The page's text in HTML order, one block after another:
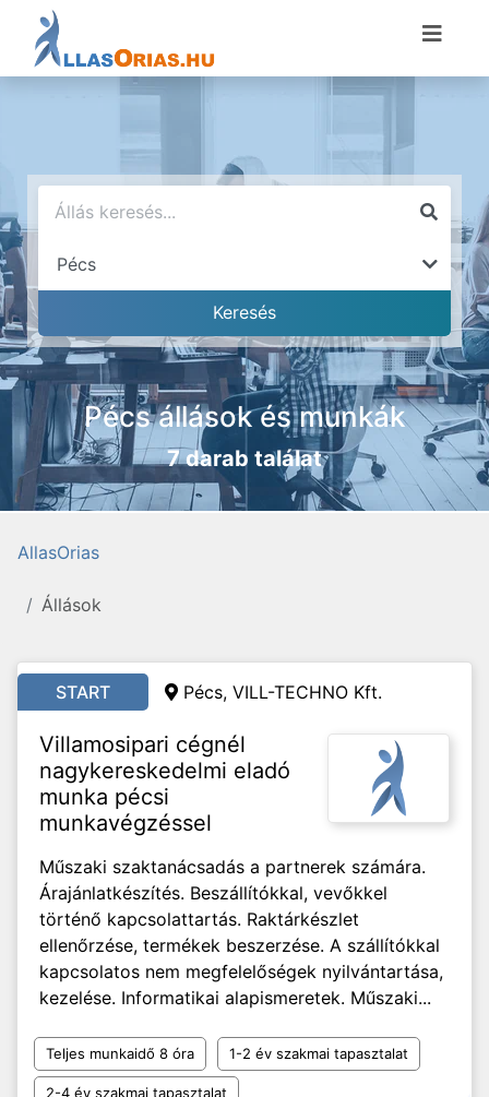
Pécs állások és munkák
7 darab találat
AllasOrias
Állások
START Pécs, VILL-TECHNO Kft.
Villamosipari cégnél
nagykereskedelmi eladó
munka pécsi
munkavégzéssel
Műszaki szaktanácsadás a partnerek számára.
Árajánlatkészítés. Beszállítókkal, vevőkkel
történő kapcsolattartás. Raktárkészlet
ellenőrzése, termékek beszerzése. A szállítókkal
kapcsolatos nem megfelelőségek nyilvántartása,
kezelése. Informatikai alapismeretek. Műszaki...
Teljes munkaidő 8 óra 1-2 év szakmai tapasztalat
2-4 év szakmai tapasztalat